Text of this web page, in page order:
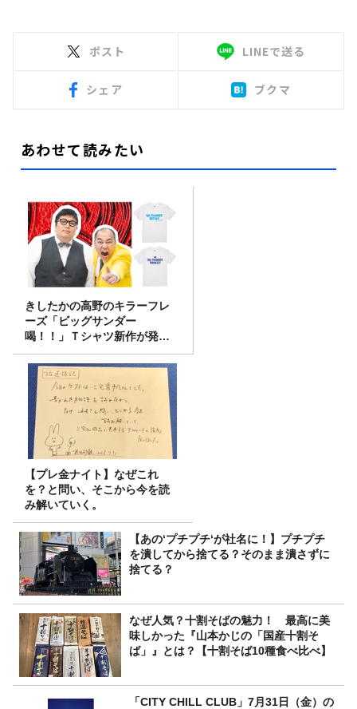
ポスト LINEで送る
シェア ブクマ
あわせて読みたい
きしたかの高野のキラーフレ
ーズ「ビッグサンダー
喝！！」Ｔシャツ新作が発売
決定！
【プレ金ナイト】なぜこれ
を？と問い、そこから今を読
み解いていく。
【あの‘プチプチ‘が社名に！】プチプチ
を潰してから捨てる？そのまま潰さずに
捨てる？
なぜ人気？十割そばの魅力！ 最高に美
味しかった『山本かじの「国産十割そ
ば」』とは？【十割そば10種食べ比べ】
「CITY CHILL CLUB」7月31日（金）の